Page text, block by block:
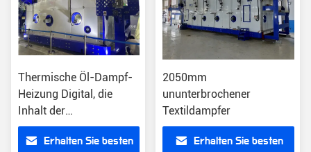
Thermische Öl-Dampf-
Heizung Digital, die
Inhalt der
Textildampfer-
Maschinen-80m druckt
Erhalten Sie besten
2050mm
ununterbrochener
Textildampfer
Erhalten Sie besten